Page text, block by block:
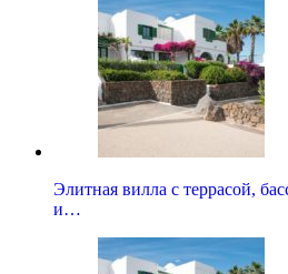
Элитная вилла с террасой,
и…